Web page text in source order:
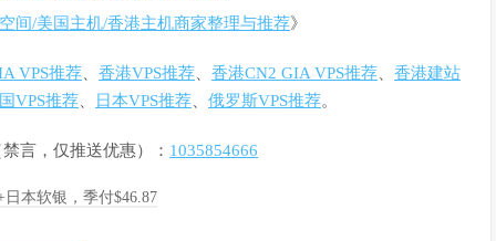
间/美国主机/香港主机商家整理与推荐》
VPS推荐 香港VPS推荐 香港CN2 GIA VPS推荐
香港建站
VPS推荐
日本VPS推荐 俄罗斯VPS推荐。
言，仅推送优惠）： 1035854666
本软银，季付$46.87